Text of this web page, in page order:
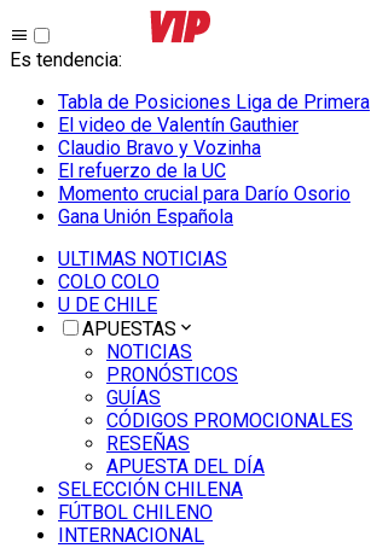
Es tendencia:
Tabla de Posiciones Liga de Primera
El video de Valentín Gauthier
Claudio Bravo y Vozinha
El refuerzo de la UC
Momento crucial para Darío Osorio
Gana Unión Española
ULTIMAS NOTICIAS
COLO COLO
U DE CHILE
APUESTAS
NOTICIAS
PRONÓSTICOS
GUÍAS
CÓDIGOS PROMOCIONALES
RESEÑAS
APUESTA DEL DÍA
SELECCIÓN CHILENA
FÚTBOL CHILENO
INTERNACIONAL